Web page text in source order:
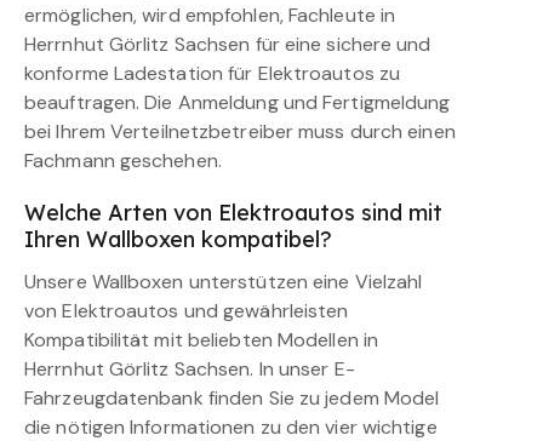
ermöglichen, wird empfohlen, Fachleute in
Herrnhut Görlitz Sachsen für eine sichere und
konforme Ladestation für Elektroautos zu
beauftragen. Die Anmeldung und Fertigmeldung
bei Ihrem Verteilnetzbetreiber muss durch einen
Fachmann geschehen.
Welche Arten von Elektroautos sind mit
Ihren Wallboxen kompatibel?
Unsere Wallboxen unterstützen eine Vielzahl
von Elektroautos und gewährleisten
Kompatibilität mit beliebten Modellen in
Herrnhut Görlitz Sachsen. In unser E-
Fahrzeugdatenbank finden Sie zu jedem Model
die nötigen Informationen zu den vier wichtige